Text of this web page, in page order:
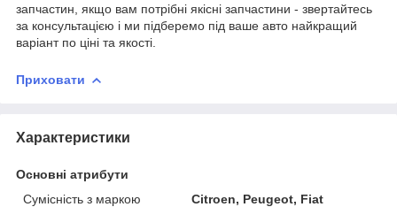
запчастин, якщо вам потрібні якісні запчастини - звертайтесь
за консультацією і ми підберемо під ваше авто найкращий
варіант по ціні та якості.
Приховати
Характеристики
Основні атрибути
Сумісність з маркою
Citroen, Peugeot, Fiat